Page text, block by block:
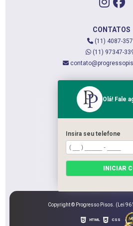
CONTATOS
(11) 4087-
(11) 97347-
QUEM SOMOS
SERVIÇOS
CATEGORIAS
Copyright © Progresso Pisos. (Lei
HTML CSS
Olá! Fale
Insira seu telefone
INICIAR